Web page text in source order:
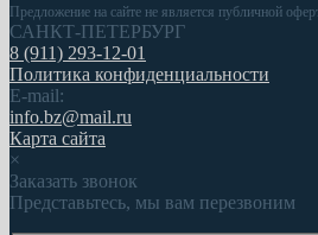
Предложение на сайте не является публичной
САНКТ-ПЕТЕРБУРГ
8 (911) 293-12-01
Политика конфиденциальности
E-mail:
info.bz@mail.ru
Карта сайта
×
Заказать звонок
Представьтесь, мы вам перезвоним